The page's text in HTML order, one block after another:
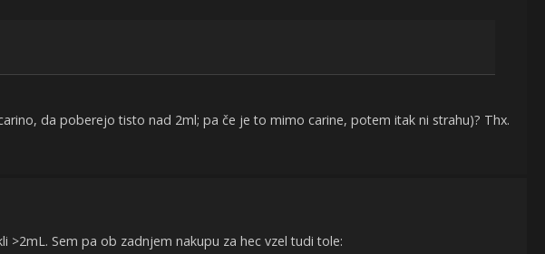
da poberejo tisto nad 2ml; pa če je to mimo carine, potem itak ni strahu)? Thx.
Sem pa ob zadnjem nakupu za hec vzel tudi tole: